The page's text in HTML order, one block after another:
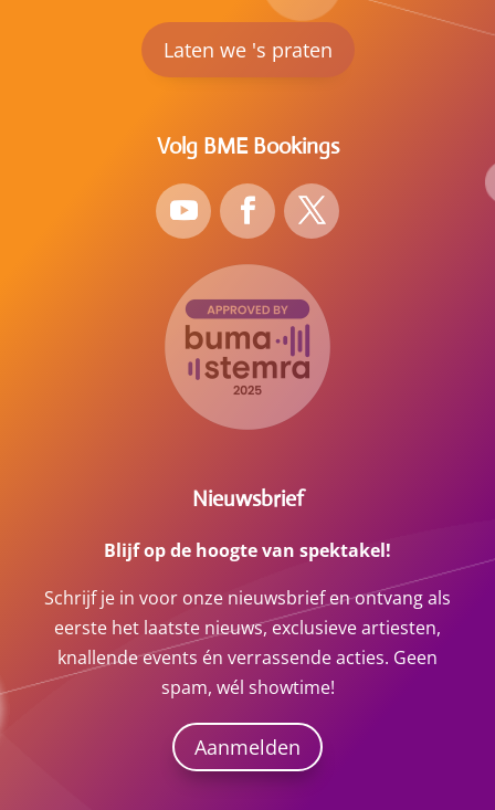
Laten we 's praten
Volg BME Bookings
Nieuwsbrief
Blijf op de hoogte van spektakel!
Schrijf je in voor onze nieuwsbrief en ontvang als
eerste het laatste nieuws, exclusieve artiesten,
knallende events én verrassende acties. Geen
spam, wél showtime!
Aanmelden